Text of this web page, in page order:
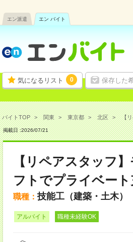
エン派遣 エン バイト
気になるリスト 0 保存した
バイトTOP 関東 東京都 北区 【
掲載日 :2026/07/21
【リペアスタッフ
フトでプライベー
職種：技能工（建築・土木）
アルバイト 職種未経験OK